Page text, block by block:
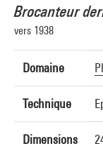
Brocanteur
vers 1938
Domaine
Technique
Dimensions
Diffusion image :